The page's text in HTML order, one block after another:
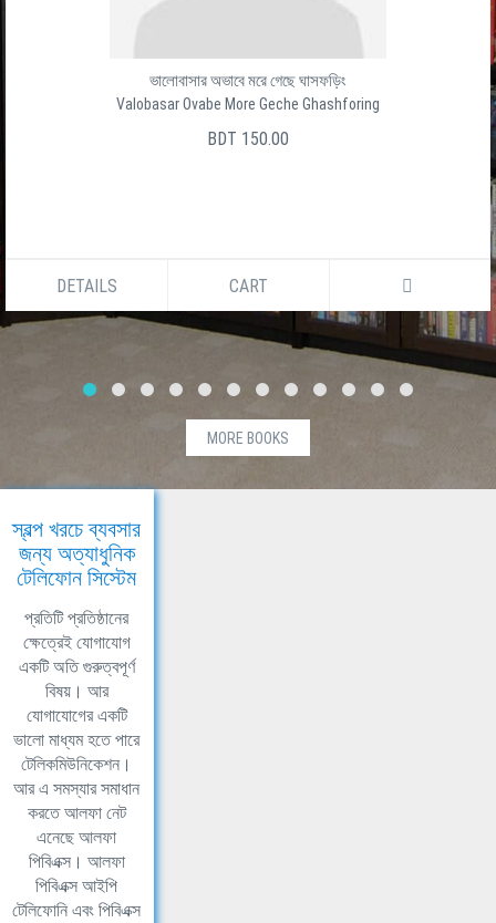
ভালোবাসার অভাবে মরে গেছে ঘাসফড়িং
Valobasar Ovabe More Geche Ghashforing
BDT 150.00
DETAILS CART
MORE BOOKS
স্বল্প খরচে ব্যবসার
জন্য অত্যাধুনিক
টেলিফোন সিস্টেম
প্রতিটি প্রতিষ্ঠানের
ক্ষেত্রেই যোগাযোগ
একটি অতি গুরুত্বপূর্ণ
বিষয়। আর
যোগাযোগের একটি
ভালো মাধ্যম হতে পারে
টেলিকমিউনিকেশন।
আর এ সমস্যার সমাধান
করতে আলফা নেট
এনেছে আলফা
পিবিএক্স। আলফা
পিবিএক্স আইপি
টেলিফোনি এবং পিবিএক্স